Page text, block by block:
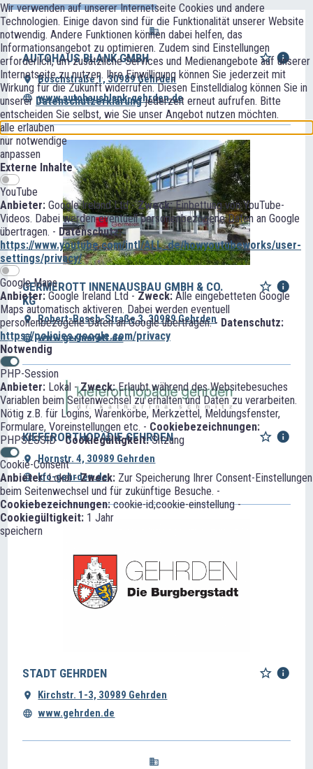
Wir verwenden auf unserer Internetseite Cookies und andere
Technologien. Einige davon sind für die Funktionalität unserer Website
notwendig. Andere Funktionen können dabei helfen, das
Informationsangebot zu optimieren. Zudem sind Einstellungen
erforderlich, um zusätzliche Services und Medienangebote auf unserer
Internetseite zu nutzen. Ihre Einwilligung können Sie jederzeit mit
Wirkung für die Zukunft widerrufen. Diesen Einstelldialog können Sie in
unserer Datenschutzerklärungjederzeit erneut aufrufen. Bitte
entscheiden Sie selbst, wie Sie unser Angebot nutzen möchten.
alle erlauben
nur notwendige
anpassen
Externe Inhalte
YouTube
Anbieter: Google Ireland Ltd -Zweck:Einbettung von YouTube-
Videos. Dabei werden eventuell personenbezogene Daten an Google
übertragen. - Datenschutz:
https://www.youtube.com/intl/ALL_de/howyoutubeworks/user-
settings/privacy/
Google Maps
Anbieter: Google Ireland Ltd - Zweck: Alle eingebetteten Google
Maps automatisch aktiveren. Dabei werden eventuell
personenbezogene Daten an Google übertragen. - Datenschutz:
https://policies.google.com/privacy
Notwendig
PHP-Session
Anbieter: Lokal -Zweck:Erlaubt während des Websitebesuches
Variablen beim Seitenwechsel zu erhalten und Daten zu verarbeiten.
Nötig z.B. für Logins, Warenkörbe, Merkzettel, Meldungsfenster,
Formulare, Voreinstellungen etc. - Cookiebezeichnungen:
PHPSESSID -Cookiegültigkeit:Sitzung
Cookie-Consent
Anbieter:Lokal -Zweck: Zur Speicherung Ihrer Consent-Einstellungen
beim Seitenwechsel und für zukünftige Besuche. -
Cookiebezeichnungen:cookie-id;cookie-einstellung -
Cookiegültigkeit: 1 Jahr
speichern
AUTOHAUS BLANK GMBH
Böschstraße 1, 30989 Gehrden
www.autohausblank-gehrden.de
GERMEROTT INNENAUSBAU GMBH & CO.
KG
Robert-Bosch-Straße 3, 30989 Gehrden
www.germerott.de
KIEFERORTHOPÄDIE GEHRDEN
Hornstr. 4, 30989 Gehrden
kfo-gehrden.de
STADT GEHRDEN
Kirchstr. 1-3, 30989 Gehrden
www.gehrden.de